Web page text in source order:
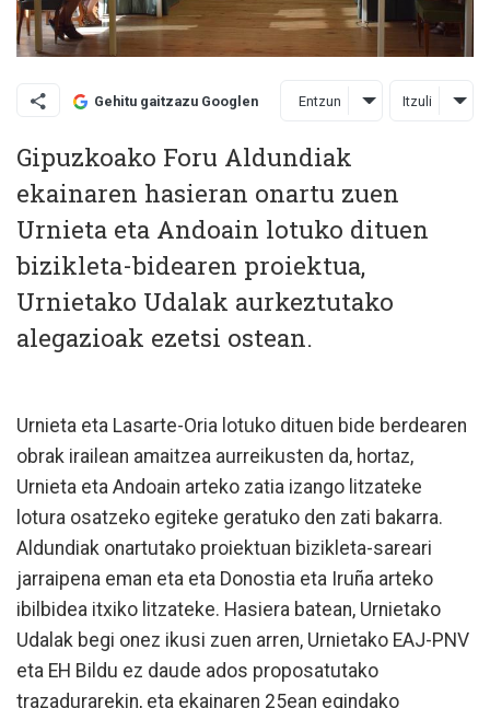
Gehitu gaitzazu Googlen Entzun Itzuli
Gipuzkoako Foru Aldundiak
ekainaren hasieran onartu zuen
Urnieta eta Andoain lotuko dituen
bizikleta-bidearen proiektua,
Urnietako Udalak aurkeztutako
alegazioak ezetsi ostean.
Urnieta eta Lasarte-Oria lotuko dituen bide berdearen
obrak irailean amaitzea aurreikusten da, hortaz,
Urnieta eta Andoain arteko zatia izango litzateke
lotura osatzeko egiteke geratuko den zati bakarra.
Aldundiak onartutako proiektuan bizikleta-sareari
jarraipena eman eta eta Donostia eta Iruña arteko
ibilbidea itxiko litzateke. Hasiera batean, Urnietako
Udalak begi onez ikusi zuen arren, Urnietako EAJ-PNV
eta EH Bildu ez daude ados proposatutako
trazadurarekin, eta ekainaren 25ean egindako